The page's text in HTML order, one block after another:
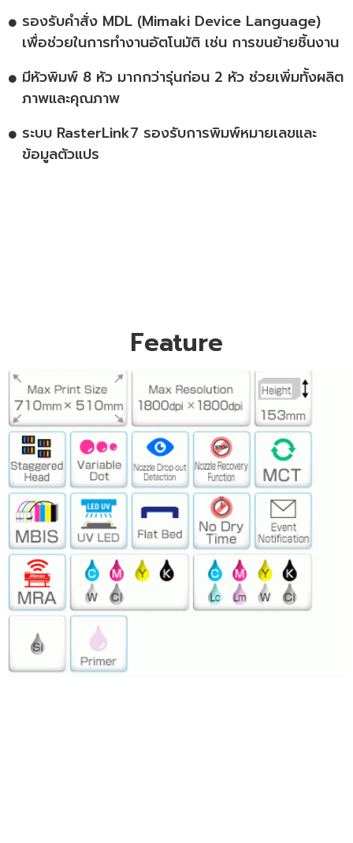
รองรับคำสั่ง MDL (Mimaki Device Language)
เพื่อช่วยในการทำงานอัตโนมัติ เช่น การขนย้ายชิ้นงาน
มีหัวพิมพ์ 8 หัว มากกว่ารุ่นก่อน 2 หัว ช่วยเพิ่มทั้งผลิต
ภาพและคุณภาพ
ระบบ RasterLink7 รองรับการพิมพ์หมายเลขและ
ข้อมูลตัวแปร
Feature